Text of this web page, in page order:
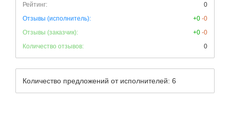
Рейтинг:
0
Отзывы (исполнитель):
+0 -0
Отзывы (заказчик):
+0 -0
Количество отзывов:
0
Количество предложений от исполнителей: 6